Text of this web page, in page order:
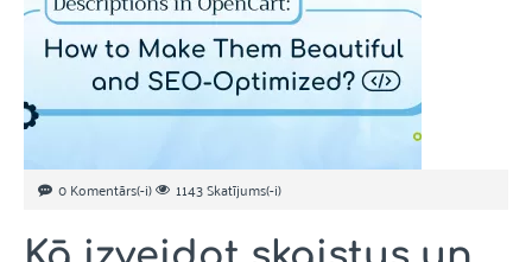
0 Komentārs(-i) 1143 Skatījums(-i)